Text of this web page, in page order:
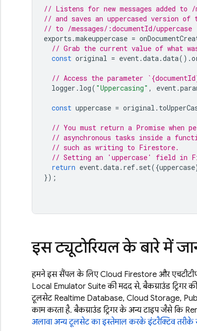
// Listens for new messages added to /
// and saves an uppercased version of
// to /messages/:documentId/uppercase
exports .makeuppercase =
// Grab the current value of what
const original = event.data.data().
// Access the parameter
logger . log( "Uppercasing" , event.
const uppercase = original .
// You must return a Promise when
// asynchronous tasks inside a
// such as writing to Firestore.
// Setting an 'uppercase' field in
return event.data. ref. set({uppercase
});
इस ट्यूटोरियल के बारे में
हमने इस सैंपल के लिएCloud Firestore और
Local Emulator Suite की मदद से, बैकग्राउंड ट्रिगर
टूलसेट Realtime Database, Cloud Storage,
काम करता है. बैकग्राउंड ट्रिगर के अन्य टाइप जैसे कि
अलावा अन्य टूलसेट का इस्तेमाल करके इंटरैक्टिव